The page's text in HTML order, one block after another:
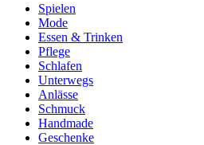
Spielen
Mode
Essen & Trinken
Pflege
Schlafen
Unterwegs
Anlässe
Schmuck
Handmade
Geschenke